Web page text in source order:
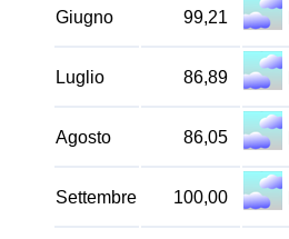
Giugno 99,21
Luglio 86,89
Agosto 86,05
Settembre 100,00